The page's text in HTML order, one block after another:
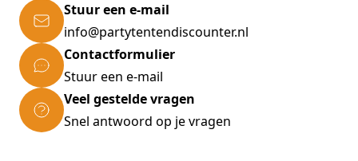
10 - 30kg | 22 druppels
30 – 80kg | 44druppels
VOGEL
minder dan 0.045kg | 2 druppels
0.045 - 0.08kg | 3 druppels
Stuur een e-mail
info@partytentendiscounter.nl
Contactformulier
Stuur een e-mail
Veel gestelde vragen
Snel antwoord op je vragen